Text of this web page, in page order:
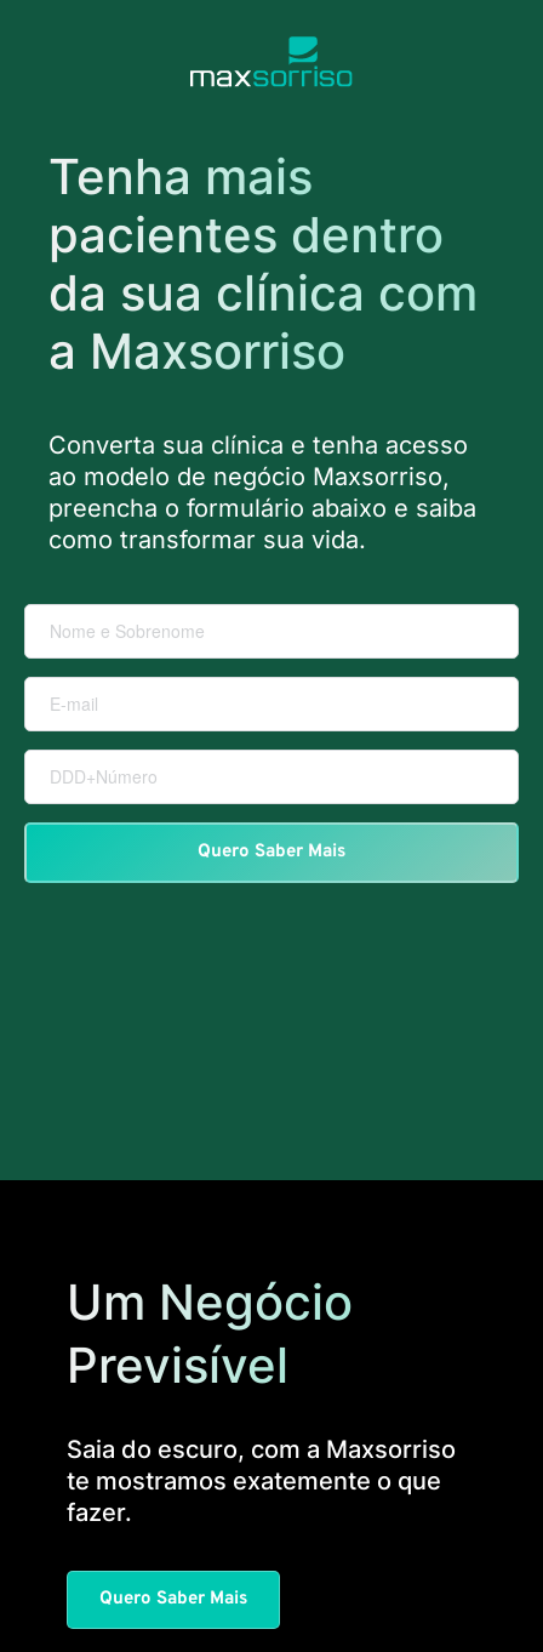
Tenha mais
pacientes dentro
da sua clínica com
a Maxsorriso
Converta sua clínica e tenha acesso
ao modelo de negócio Maxsorriso,
preencha o formulário abaixo e saiba
como transformar sua vida.
Quero Saber Mais
Um Negócio
Previsível
Saia do escuro, com a Maxsorriso
te mostramos exatemente o que
fazer.
Quero Saber Mais